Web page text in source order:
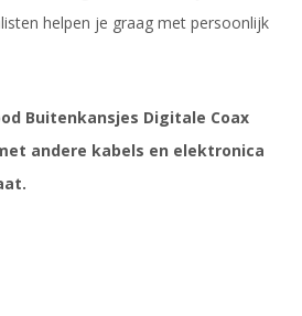
helpen je graag met persoonlijk
Buitenkansjes Digitale Coax
andere kabels en elektronica